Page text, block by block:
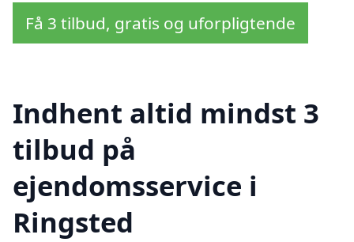
Få 3 tilbud, gratis og uforpligtende
Indhent altid mindst 3
tilbud på
ejendomsservice i
Ringsted